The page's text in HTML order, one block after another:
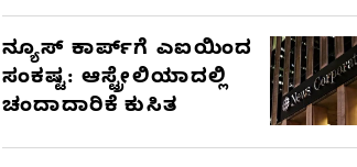
ನ್ಯೂಸ್ ಕಾರ್ಪ್‌ಗೆ ಎಐಯಿಂದ
ಸಂಕಷ್ಟ: ಆಸ್ಟ್ರೇಲಿಯಾದಲ್ಲಿ
ಚಂದಾದಾರಿಕೆ ಕುಸಿತ